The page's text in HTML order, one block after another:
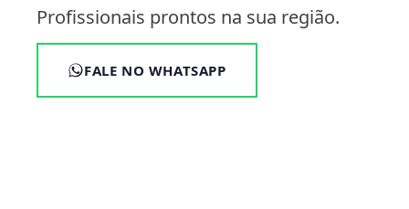
Profissionais prontos na sua região.
FALE NO WHATSAPP